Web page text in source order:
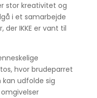
stor kreativitet og
i et samarbejde
der IKKE er vant til
hvor brudeparret
udfolde sig